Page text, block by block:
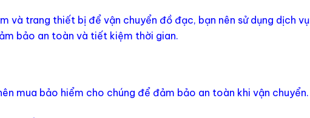
và trang thiết bị để vận chuyển đồ đạc, bạn nên sử dụng dịch vụ
bảo an toàn và tiết kiệm thời gian.
mua bảo hiểm cho chúng để đảm bảo an toàn khi vận chuyển.